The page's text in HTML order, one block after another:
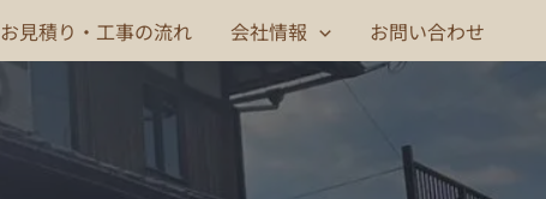
お見積り・工事の流れ 会社情報 お問い合わせ